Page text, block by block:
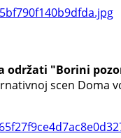
održati "Borini
scen Doma